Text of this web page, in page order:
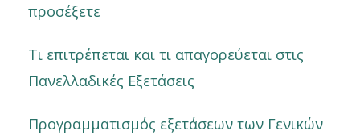
προσέξετε
Τι επιτρέπεται και τι απαγορεύεται στις
Πανελλαδικές Εξετάσεις
Προγραμματισμός εξετάσεων των Γενικών